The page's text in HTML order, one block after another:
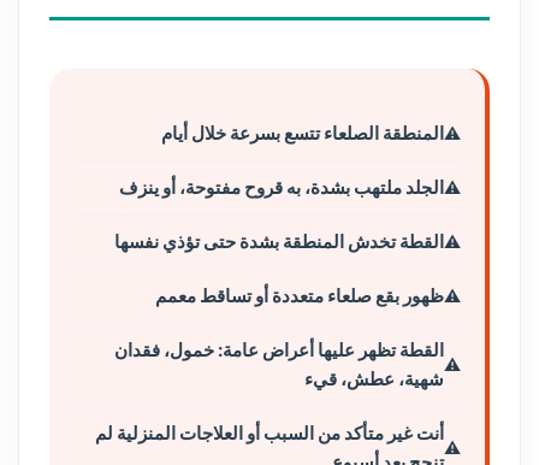
المنطقة الصلعاء تتسع بسرعة خلال أيام
الجلد ملتهب بشدة، به قروح مفتوحة، أو ينزف
القطة تخدش المنطقة بشدة حتى تؤذي نفسها
ظهور بقع صلعاء متعددة أو تساقط معمم
القطة تظهر عليها أعراض عامة: خمول، فقدان
شهية، عطش، قيء
أنت غير متأكد من السبب أو العلاجات المنزلية لم